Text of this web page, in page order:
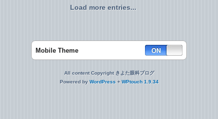
Load more entries...
Mobile Theme
All content Copyright きよた眼科ブログ
Powered by WordPress + WPtouch 1.9.34